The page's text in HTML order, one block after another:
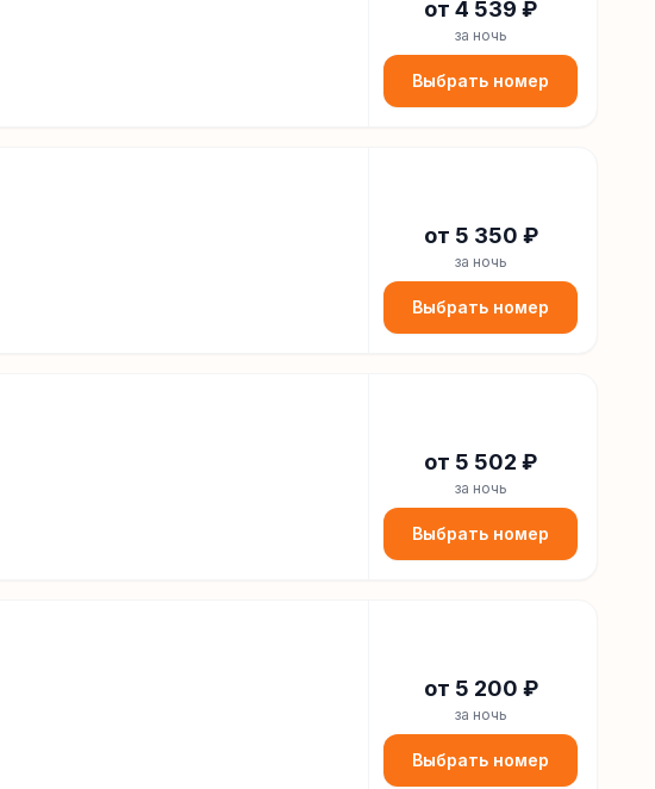
от 4 539 ₽
за ночь
Выбрать номер
от 5 350 ₽
за ночь
Выбрать номер
от 5 502 ₽
за ночь
Выбрать номер
от 5 200 ₽
за ночь
Выбрать номер